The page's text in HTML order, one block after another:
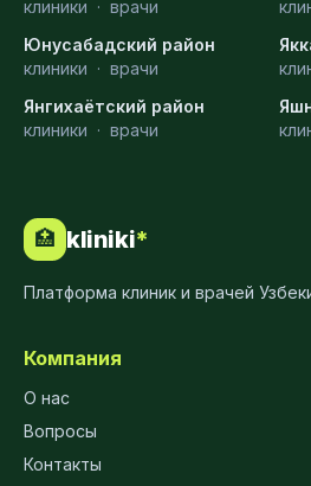
клиники · врачи
Юнусабадский район
клиники · врачи
Янгихаётский район
клиники · врачи
🏥 kliniki*
Платформа клиник и врачей
Компания
О нас
Вопросы
Контакты